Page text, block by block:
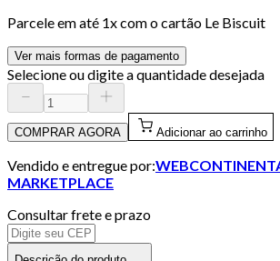
Parcele em até 1x com o cartão Le Biscuit
Ver mais formas de pagamento
Selecione ou digite a quantidade desejada
COMPRAR AGORA Adicionar ao carrinho
Vendido e entregue por:
MARKETPLACE
Consultar frete e prazo